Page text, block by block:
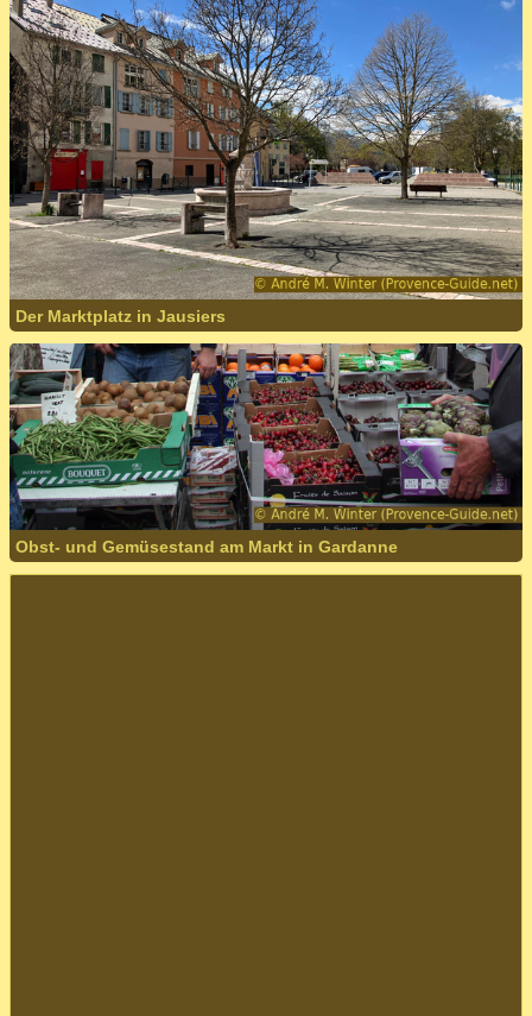
Der Marktplatz in Jausiers
Obst- und Gemüsestand am Markt in Gardanne